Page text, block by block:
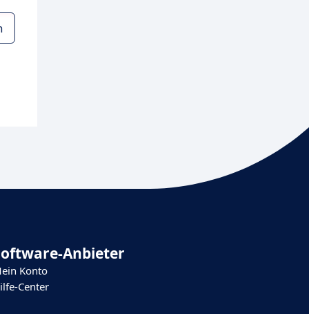
Anbieter
Konto
Center